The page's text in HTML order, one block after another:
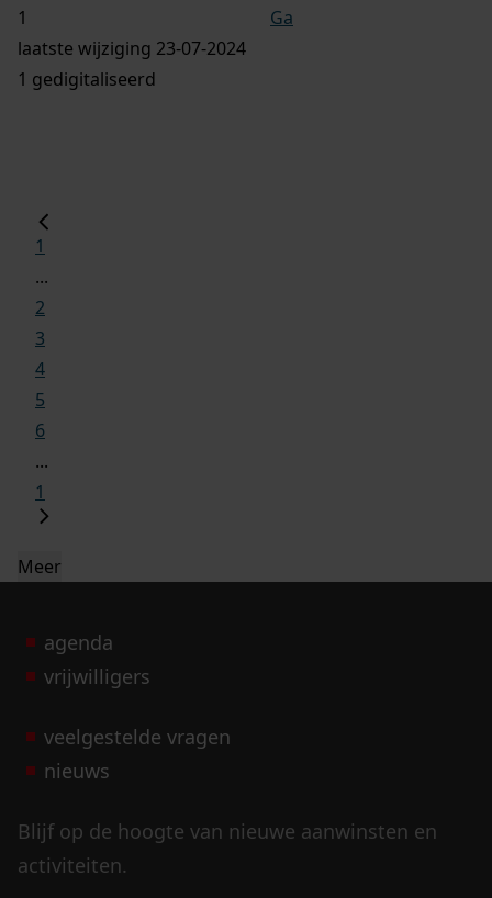
Ga
laatste wijziging 23-07-2024
1 gedigitaliseerd
1
...
2
3
4
5
6
...
1
Meer
agenda
vrijwilligers
veelgestelde vragen
nieuws
Blijf op de hoogte van nieuwe aanwinsten en
activiteiten.